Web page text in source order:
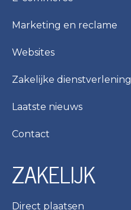
Marketing en reclame
Websites
Zakelijke dienstverlening
Laatste nieuws
Contact
ZAKELIJK
Direct plaatsen